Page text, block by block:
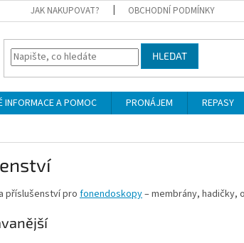
JAK NAKUPOVAT? OBCHODNÍ PODMÍNKY
HLEDAT
INFORMACE A POMOC PRONÁJEM REPASY
příslušenství pro fonendoskopy– membrány, hadičky,